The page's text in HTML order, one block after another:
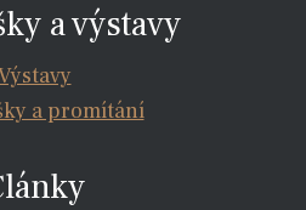
a výstavy
a promítání